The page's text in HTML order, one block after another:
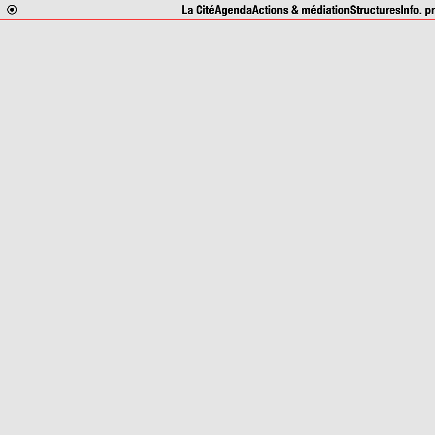
La CitéAgendaActions & médiationStructuresInfo.